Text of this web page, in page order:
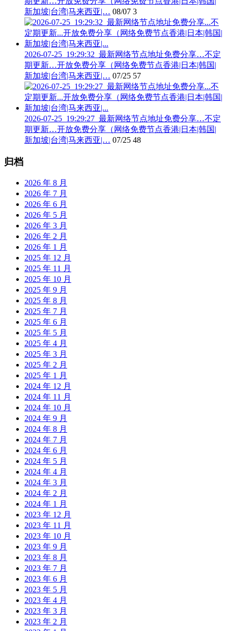
新加坡|台湾|马来西亚|… 08/07 3
2026-07-25_19:29:32_最新网络节点地址免费分享…不定
期更新…开放免费分享（网络免费节点香港|日本|韩国|
新加坡|台湾|马来西亚|… 07/25 57
2026-07-25_19:29:27_最新网络节点地址免费分享…不定
期更新…开放免费分享（网络免费节点香港|日本|韩国|
新加坡|台湾|马来西亚|… 07/25 48
归档
2026 年 8 月
2026 年 7 月
2026 年 6 月
2026 年 5 月
2026 年 3 月
2026 年 2 月
2026 年 1 月
2025 年 12 月
2025 年 11 月
2025 年 10 月
2025 年 9 月
2025 年 8 月
2025 年 7 月
2025 年 6 月
2025 年 5 月
2025 年 4 月
2025 年 3 月
2025 年 2 月
2025 年 1 月
2024 年 12 月
2024 年 11 月
2024 年 10 月
2024 年 9 月
2024 年 8 月
2024 年 7 月
2024 年 6 月
2024 年 5 月
2024 年 4 月
2024 年 3 月
2024 年 2 月
2024 年 1 月
2023 年 12 月
2023 年 11 月
2023 年 10 月
2023 年 9 月
2023 年 8 月
2023 年 7 月
2023 年 6 月
2023 年 5 月
2023 年 4 月
2023 年 3 月
2023 年 2 月